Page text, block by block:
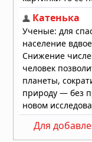
Для